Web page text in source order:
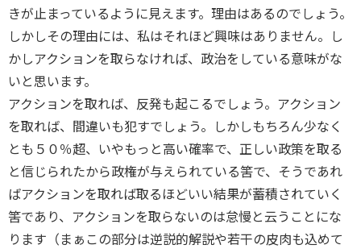
きが止まっているように見えます。理由はあるのでしょう。
しかしその理由には、私はそれほど興味はありません。し
かしアクションを取らなければ、政治をしている意味がな
いと思います。
アクションを取れば、反発も起こるでしょう。アクション
を取れば、間違いも犯すでしょう。しかしもちろん少なく
とも５０％超、いやもっと高い確率で、正しい政策を取る
と信じられたから政権が与えられている筈で、そうであれ
ばアクションを取れば取るほどいい結果が蓄積されていく
筈であり、アクションを取らないのは怠慢と云うことにな
ります（まぁこの部分は逆説的解説や若干の皮肉も込めて